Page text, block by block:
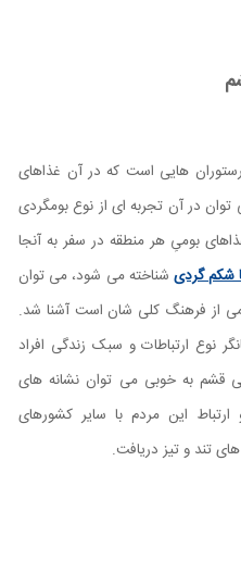
هایی است که در آن غذاهای
در آن تجربه ای از نوع بومگردی
بومیِ هر منطقه در سفر به آنجا
شکم گردیشناخته می شود، می توان
از فرهنگ کلی شان است آشنا شد.
نوع ارتباطات و سبک زندگی افراد
قشم به خوبی می توان نشانه های
این مردم با سایر کشورهای
تند و تیز دریافت.